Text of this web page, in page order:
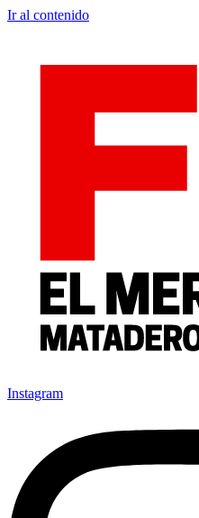
Ir al contenido
Instagram